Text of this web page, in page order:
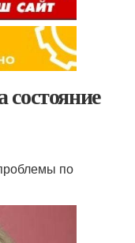
состояние
по